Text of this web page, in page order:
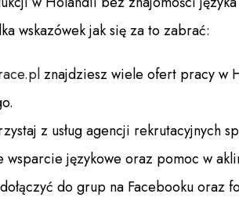
wskazówek jak się za to zabrać:
znajdziesz wiele ofert pracy w
z usług agencji rekrutacyjnych
językowe oraz pomoc w
do grup na Facebooku oraz